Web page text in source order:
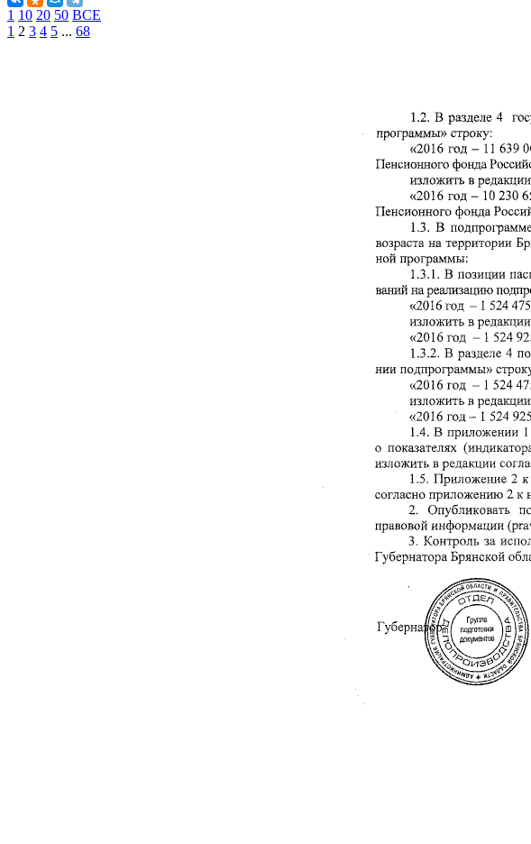
1 10 20 50 ВСЕ
1 2 3 4 5 ... 68